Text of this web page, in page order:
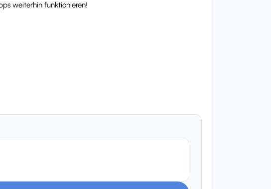
weiterhin funktionieren!